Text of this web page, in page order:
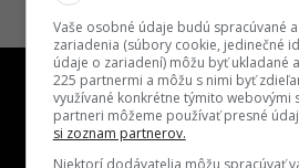
Vaše osobné údaje budú spracúvané
zariadenia (súbory cookie, jedinečné
údaje o zariadení) môžu byť ukladané
225 partnermi a môžu s nimi byť
využívané konkrétne týmito webovými
partneri môžeme používať presné
si zoznam partnerov.
Niektorí dodávatelia môžu spracúvať